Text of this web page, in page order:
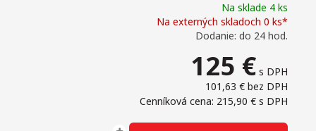
Na sklade 4 ks
Na externých skladoch 0 ks*
Dodanie: do 24 hod.
125 € s DPH
101,63 € bez DPH
Cenníková cena: 215,90 € s DPH